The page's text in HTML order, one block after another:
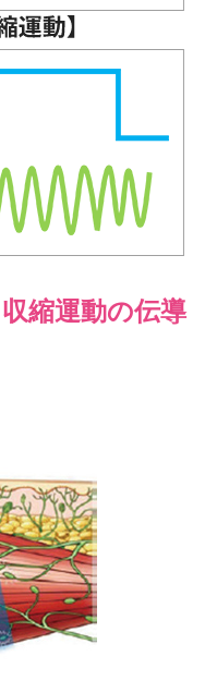
収縮運動の伝導